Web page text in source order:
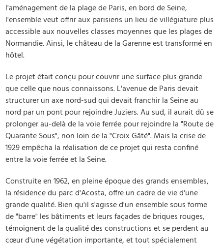
l'aménagement de la plage de Paris, en bord de Seine,
l'ensemble veut offrir aux parisiens un lieu de villégiature plus
accessible aux nouvelles classes moyennes que les plages de
Normandie. Ainsi, le château de la Garenne est transformé en
hôtel.
Le projet était conçu pour couvrir une surface plus grande
que celle que nous connaissons. L'avenue de Paris devait
structurer un axe nord-sud qui devait franchir la Seine au
nord par un pont pour rejoindre Juziers. Au sud, il aurait dû se
prolonger au-delà de la voie ferrée pour rejoindre la "Route de
Quarante Sous", non loin de la "Croix Gâté". Mais la crise de
1929 empêcha la réalisation de ce projet qui resta confiné
entre la voie ferrée et la Seine.
Construite en 1962, en pleine époque des grands ensembles,
la résidence du parc d'Acosta, offre un cadre de vie d'une
grande qualité. Bien qu'il s'agisse d'un ensemble sous forme
de "barre" les bâtiments et leurs façades de briques rouges,
témoignent de la qualité des constructions et se perdent au
cœur d'une végétation importante, et tout spécialement